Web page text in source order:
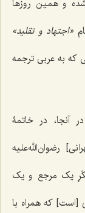
شده و همین روزها
«اجتهاد و تقلید»
که به عربی ترجمه
آنجا، در خاتمۀ
رضوان‌الله‌علیه
یک مرجع و یک
[است] که همراه با